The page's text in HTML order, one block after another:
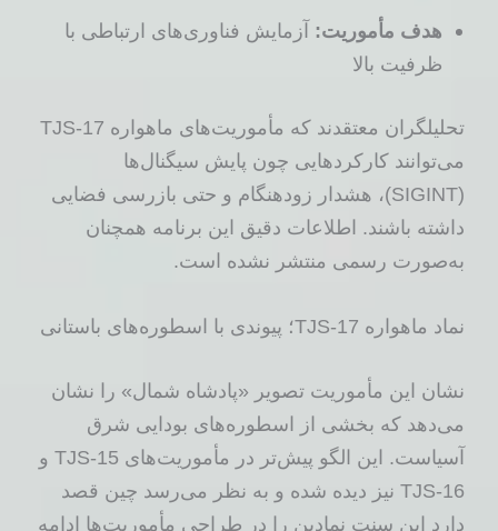
هدف مأموریت: آزمایش فناوری‌های ارتباطی با
ظرفیت بالا
تحلیلگران معتقدند که مأموریت‌های ماهواره TJS-17
می‌توانند کارکردهایی چون پایش سیگنال‌ها
(SIGINT)، هشدار زودهنگام و حتی بازرسی فضایی
داشته باشند. اطلاعات دقیق این برنامه همچنان
به‌صورت رسمی منتشر نشده است.
نماد ماهواره TJS-17؛ پیوندی با اسطوره‌های باستانی
نشان این مأموریت تصویر «پادشاه شمال» را نشان
می‌دهد که بخشی از اسطوره‌های بودایی شرق
آسیاست. این الگو پیش‌تر در مأموریت‌های TJS-15 و
TJS-16 نیز دیده شده و به نظر می‌رسد چین قصد
دارد این سنت نمادین را در طراحی مأموریت‌ها ادامه